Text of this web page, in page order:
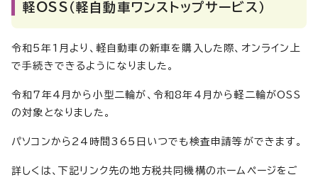
軽OSS（軽自動車ワンストップサービス）
令和5年1月より、軽自動車の新車を購入した際、オンライン上
で手続きできるようになりました。
令和7年4月から小型二輪が、令和8年4月から軽二輪がOSS
の対象となりました。
パソコンから24時間365日いつでも検査申請等ができます。
詳しくは、下記リンク先の地方税共同機構のホームページをご